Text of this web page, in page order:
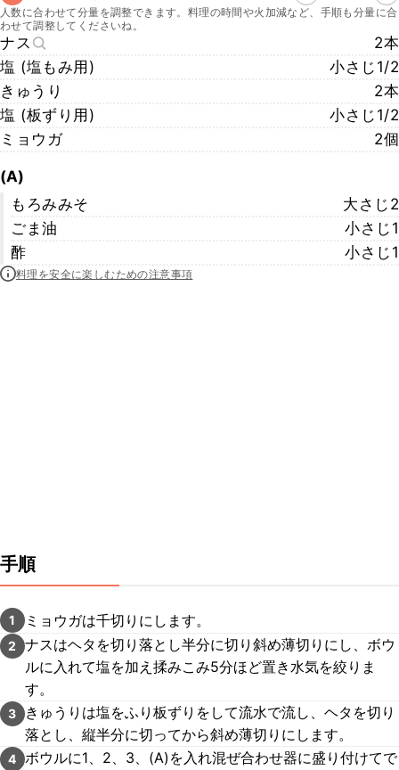
人数に合わせて分量を調整できます。料理の時間や火加減など、手順も分量に合
わせて調整してくださいね。
ナス
2本
塩 (塩もみ用)
小さじ1/2
きゅうり
2本
塩 (板ずり用)
小さじ1/2
ミョウガ
2個
(A)
もろみみそ
大さじ2
ごま油
小さじ1
酢
小さじ1
料理を安全に楽しむための注意事項
手順
1 ミョウガは千切りにします。
2
ナスはヘタを切り落とし半分に切り斜め薄切りにし、ボウ
ルに入れて塩を加え揉みこみ5分ほど置き水気を絞りま
す。
3
きゅうりは塩をふり板ずりをして流水で流し、ヘタを切り
落とし、縦半分に切ってから斜め薄切りにします。
4 ボウルに1、2、3、(A)を入れ混ぜ合わせ器に盛り付けてで